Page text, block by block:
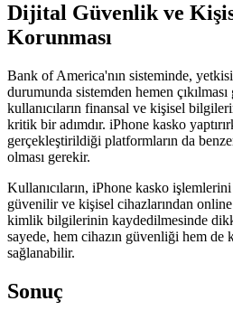
Dijital Güvenlik ve
Korunması
Bank of America'nın sisteminde,
durumunda sistemden hemen
kullanıcıların finansal ve kişisel
kritik bir adımdır. iPhone kasko
gerçekleştirildiği platformların da
olması gerekir.
Kullanıcıların, iPhone kasko
güvenilir ve kişisel cihazlarından
kimlik bilgilerinin kaydedilmesinde
sayede, hem cihazın güvenliği hem de
sağlanabilir.
Sonuç